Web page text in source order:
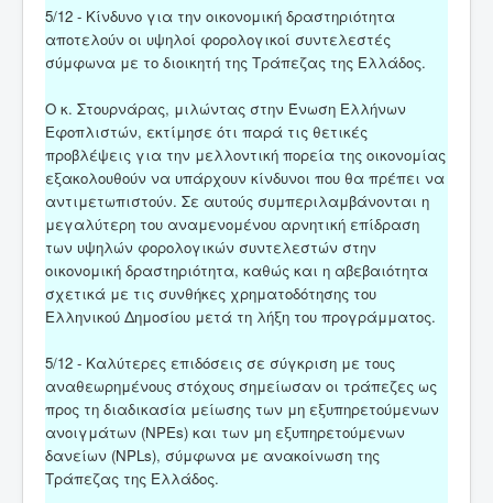
5/12 - Κίνδυνο για την οικονομική δραστηριότητα
αποτελούν οι υψηλοί φορολογικοί συντελεστές
σύμφωνα με το διοικητή της Τράπεζας της Ελλάδος.
Ο κ. Στουρνάρας, μιλώντας στην Ένωση Ελλήνων
Εφοπλιστών, εκτίμησε ότι παρά τις θετικές
προβλέψεις για την μελλοντική πορεία της οικονομίας
εξακολουθούν να υπάρχουν κίνδυνοι που θα πρέπει να
αντιμετωπιστούν. Σε αυτούς συμπεριλαμβάνονται η
μεγαλύτερη του αναμενομένου αρνητική επίδραση
των υψηλών φορολογικών συντελεστών στην
οικονομική δραστηριότητα, καθώς και η αβεβαιότητα
σχετικά με τις συνθήκες χρηματοδότησης του
Ελληνικού Δημοσίου μετά τη λήξη του προγράμματος.
5/12 - Καλύτερες επιδόσεις σε σύγκριση με τους
αναθεωρημένους στόχους σημείωσαν οι τράπεζες ως
προς τη διαδικασία μείωσης των μη εξυπηρετούμενων
ανοιγμάτων (NPEs) και των μη εξυπηρετούμενων
δανείων (NPLs), σύμφωνα με ανακοίνωση της
Τράπεζας της Ελλάδος.